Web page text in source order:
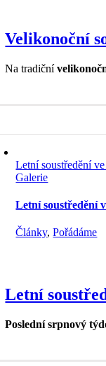
Velikonoční
Na tradiční
Letní soustředění
Galerie
Letní soustředění
Články,Pořádáme
Letní
Poslední srpnový